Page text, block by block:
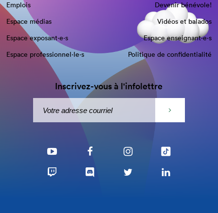
Emplois
Devenir bénévole!
Espace médias
Vidéos et balados
Espace exposant·e⋅s
Espace enseignant·e⋅s
Espace professionnel·le⋅s
Politique de confidentialité
Inscrivez-vous à l'infolettre